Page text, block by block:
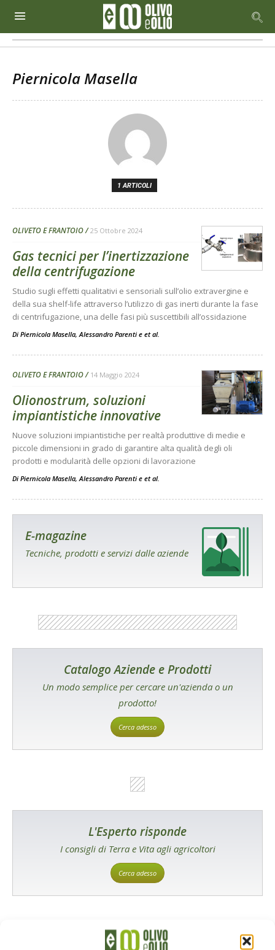
Piernicola Masella
1 ARTICOLI
OLIVETO E FRANTOIO 25 Ottobre 2024
Gas tecnici per l’inertizzazione
della centrifugazione
Studio sugli effetti qualitativi e sensoriali sull’olio extravergine e
della sua shelf-life attraverso l’utilizzo di gas inerti durante la fase
di centrifugazione, una delle fasi più suscettibili all’ossidazione
Di Piernicola Masella,Alessandro Parenti e et al.
OLIVETO E FRANTOIO 14 Maggio 2024
Olionostrum, soluzioni
impiantistiche innovative
Nuove soluzioni impiantistiche per realtà produttive di medie e
piccole dimensioni in grado di garantire alta qualità degli oli
prodotti e modularità delle opzioni di lavorazione
Di Piernicola Masella,Alessandro Parenti e et al.
E-magazine
Tecniche, prodotti e servizi dalle aziende
Catalogo Aziende e Prodotti
Un modo semplice per cercare un'azienda o un
prodotto!
Cerca adesso
L'Esperto risponde
I consigli di Terra e Vita agli agricoltori
Cerca adesso